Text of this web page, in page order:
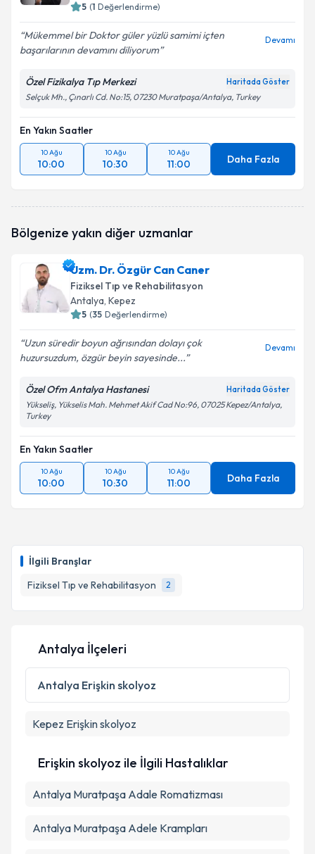
İlgili Branşlar
Fiziksel Tıp ve Rehabilitasyon
2
5 (1 Değerlendirme)
Mükemmel bir Doktor güler yüzlü samimi içten
başarılarının devamını diliyorum
Devamı
Özel Fizikalya Tıp Merkezi Haritada Göster
Selçuk Mh., Çınarlı Cd. No:15, 07230 Muratpaşa/Antalya, Turkey
En Yakın Saatler
10 Ağu
10:00
10 Ağu
10:30
10 Ağu
11:00 Daha Fazla
Bölgenize yakın diğer uzmanlar
Uzm. Dr. Özgür Can Caner
Fiziksel Tıp ve Rehabilitasyon
Antalya, Kepez
5 (35 Değerlendirme)
Uzun süredir boyun ağrısından dolayı çok
huzursuzdum, özgür beyin sayesinde...
Devamı
Özel Ofm Antalya Hastanesi Haritada Göster
Yükseliş, Yükselis Mah. Mehmet Akif Cad No:96, 07025 Kepez/Antalya,
Turkey
En Yakın Saatler
10 Ağu
10:00
10 Ağu
10:30
10 Ağu
11:00 Daha Fazla
Antalya İlçeleri
Antalya Erişkin skolyoz
Kepez Erişkin skolyoz
Erişkin skolyoz ile İlgili Hastalıklar
Antalya Muratpaşa Adale Romatizması
Antalya Muratpaşa Adele Krampları